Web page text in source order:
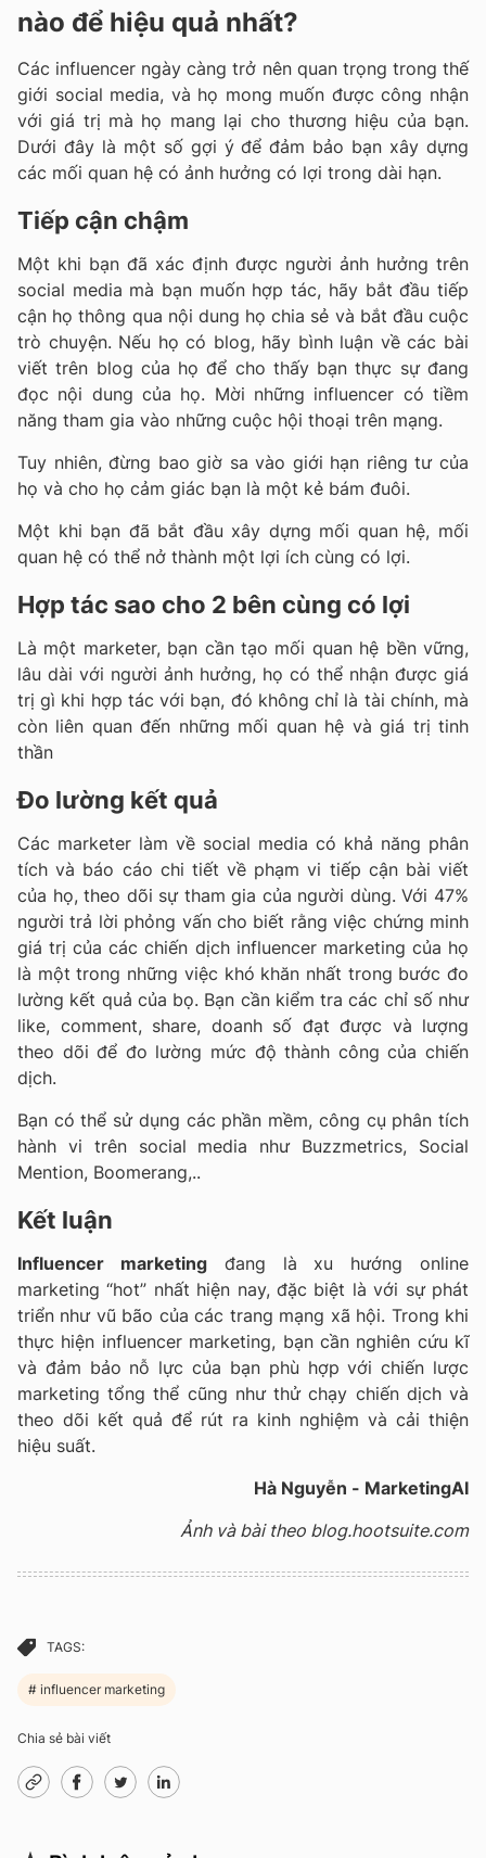
nào để hiệu quả nhất?
Các influencer ngày càng trở nên quan trọng trong thế
giới social media, và họ mong muốn được công nhận
với giá trị mà họ mang lại cho thương hiệu của bạn.
Dưới đây là một số gợi ý để đảm bảo bạn xây dựng
các mối quan hệ có ảnh hưởng có lợi trong dài hạn.
Tiếp cận chậm
Một khi bạn đã xác định được người ảnh hưởng trên
social media mà bạn muốn hợp tác, hãy bắt đầu tiếp
cận họ thông qua nội dung họ chia sẻ và bắt đầu cuộc
trò chuyện. Nếu họ có blog, hãy bình luận về các bài
viết trên blog của họ để cho thấy bạn thực sự đang
đọc nội dung của họ. Mời những influencer có tiềm
năng tham gia vào những cuộc hội thoại trên mạng.
Tuy nhiên, đừng bao giờ sa vào giới hạn riêng tư của
họ và cho họ cảm giác bạn là một kẻ bám đuôi.
Một khi bạn đã bắt đầu xây dựng mối quan hệ, mối
quan hệ có thể nở thành một lợi ích cùng có lợi.
Hợp tác sao cho 2 bên cùng có lợi
Là một marketer, bạn cần tạo mối quan hệ bền vững,
lâu dài với người ảnh hưởng, họ có thể nhận được giá
trị gì khi hợp tác với bạn, đó không chỉ là tài chính, mà
còn liên quan đến những mối quan hệ và giá trị tinh
thần
Đo lường kết quả
Các marketer làm về social media có khả năng phân
tích và báo cáo chi tiết về phạm vi tiếp cận bài viết
của họ, theo dõi sự tham gia của người dùng. Với 47%
người trả lời phỏng vấn cho biết rằng việc chứng minh
giá trị của các chiến dịch influencer marketing của họ
là một trong những việc khó khăn nhất trong bước đo
lường kết quả của bọ. Bạn cần kiểm tra các chỉ số như
like, comment, share, doanh số đạt được và lượng
theo dõi để đo lường mức độ thành công của chiến
dịch.
Bạn có thể sử dụng các phần mềm, công cụ phân tích
hành vi trên social media như Buzzmetrics, Social
Mention, Boomerang,..
Kết luận
Influencer marketingđang là xu hướng online
marketing “hot” nhất hiện nay, đặc biệt là với sự phát
triển như vũ bão của các trang mạng xã hội. Trong khi
thực hiện influencer marketing, bạn cần nghiên cứu kĩ
và đảm bảo nỗ lực của bạn phù hợp với chiến lược
marketing tổng thể cũng như thử chạy chiến dịch và
theo dõi kết quả để rút ra kinh nghiệm và cải thiện
hiệu suất.
Hà Nguyễn - MarketingAI
Ảnh và bài theo blog.hootsuite.com
TAGS:
influencer marketing
Chia sẻ bài viết